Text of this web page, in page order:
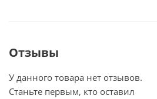
Отзывы
У данного товара нет отзывов.
Станьте первым, кто оставил